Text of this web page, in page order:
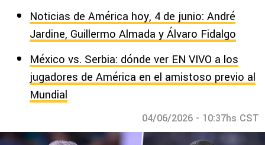
Noticias de América hoy, 4 de junio: André
Jardine, Guillermo Almada y Álvaro Fidalgo
México vs. Serbia: dónde ver EN VIVO a los
jugadores de América en el amistoso previo al
Mundial
04/06/2026 - 10:37hs CST